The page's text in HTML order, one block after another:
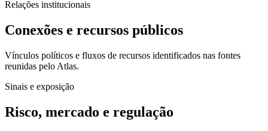
Relações institucionais
Conexões e recursos públicos
Vínculos políticos e fluxos de recursos identificados nas fontes
reunidas pelo Atlas.
Sinais e exposição
Risco, mercado e regulação